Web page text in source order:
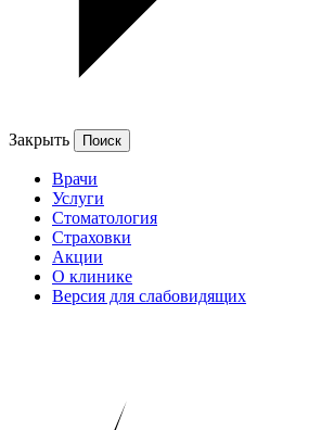
Закрыть
Врачи
Услуги
Стоматология
Страховки
Акции
О клинике
Версия для слабовидящих